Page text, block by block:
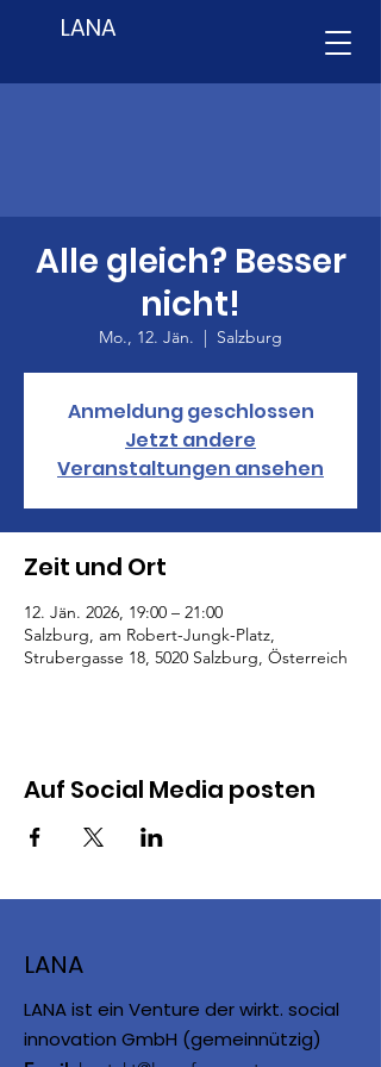
LANA
Alle gleich? Besser
nicht!
Mo., 12. Jän.
  |
Salzburg
Anmeldung geschlossen
Jetzt andere
Veranstaltungen ansehen
Zeit und Ort
12. Jän. 2026, 19:00 – 21:00
Salzburg, am Robert-Jungk-Platz,
Strubergasse 18, 5020 Salzburg, Österreich
Auf Social Media posten
LANA
LANA ist ein Venture der wirkt. social
innovation GmbH (gemeinnützig)